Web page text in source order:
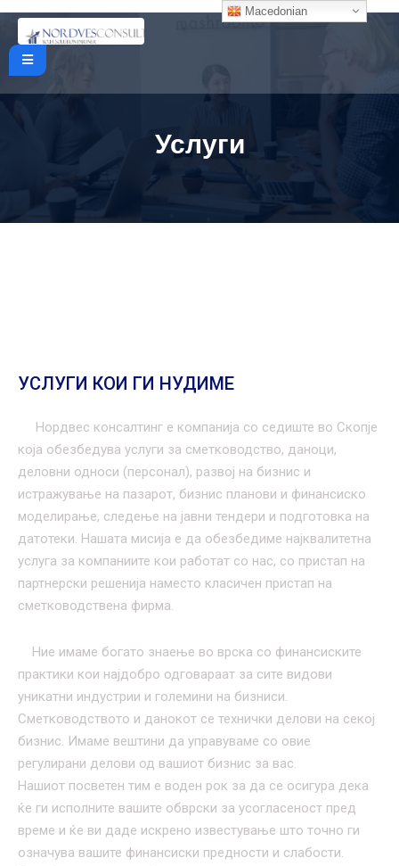
Услуги
УСЛУГИ КОИ ГИ НУДИМЕ
Нордвес консалтинг е компанија со седиште во Скопје
која обезбедува услуги за сметководство, даноци,
деловни односи (персонал), развој на бизнис и
истражување на пазарот, бизнис планови и финансиско
моделирање, следење на јавни тендери и подготовка на
датотеки. Нашата мисија е да обезбедиме најквалитетна
услуга за компаниите кои работат со нас, со пристап на
партнерски решенија наместо класичен пристап на
сметководствена фирма.
Ние имаме богато знаење во врска со финансиските
практики кои најдобро одговараат за сите видови
уникатни индустрии и големини на бизниси.
Сметководството и данокот се технички делови на секој
бизнис. Имаме вештини да управуваме со овие
регулирани делови од вашиот бизнис за вас.
Нашиот посветен тим е воден рок за да се осигура дека
ќе ги исполните вашите обврски за усогласеност пред
време и ќе ви даде искрено известување што точно ги
означува вашите финансиски предности и слабости.
Macedonian